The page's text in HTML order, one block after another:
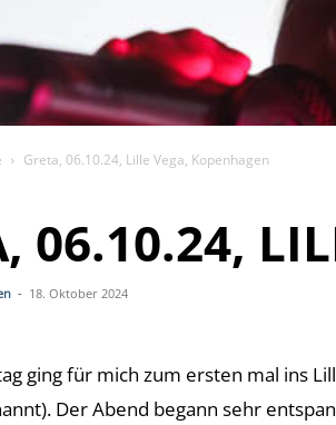
Greta, 06.10.24, Lille Vega, Kopenhagen
06.10.24,
- 18. Oktober 2024
ging für mich zum ersten mal ins
Der Abend begann sehr